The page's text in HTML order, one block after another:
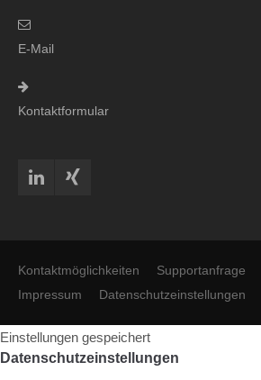
E-Mail
Kontaktformular
Kontaktmöglichkeiten Supportanfrage
Impressum
Datenschutzeinstellungen
Einstellungen gespeichert
Datenschutzeinstellungen